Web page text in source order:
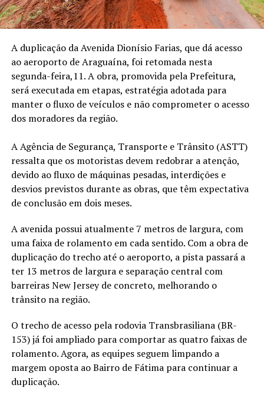
A duplicação da Avenida Dionísio Farias, que dá acesso
ao aeroporto de Araguaína, foi retomada nesta
segunda-feira,11. A obra, promovida pela Prefeitura,
será executada em etapas, estratégia adotada para
manter o fluxo de veículos e não comprometer o acesso
dos moradores da região.
A Agência de Segurança, Transporte e Trânsito (ASTT)
ressalta que os motoristas devem redobrar a atenção,
devido ao fluxo de máquinas pesadas, interdições e
desvios previstos durante as obras, que têm expectativa
de conclusão em dois meses.
A avenida possui atualmente 7 metros de largura, com
uma faixa de rolamento em cada sentido. Com a obra de
duplicação do trecho até o aeroporto, a pista passará a
ter 13 metros de largura e separação central com
barreiras New Jersey de concreto, melhorando o
trânsito na região.
O trecho de acesso pela rodovia Transbrasiliana (BR-
153) já foi ampliado para comportar as quatro faixas de
rolamento. Agora, as equipes seguem limpando a
margem oposta ao Bairro de Fátima para continuar a
duplicação.